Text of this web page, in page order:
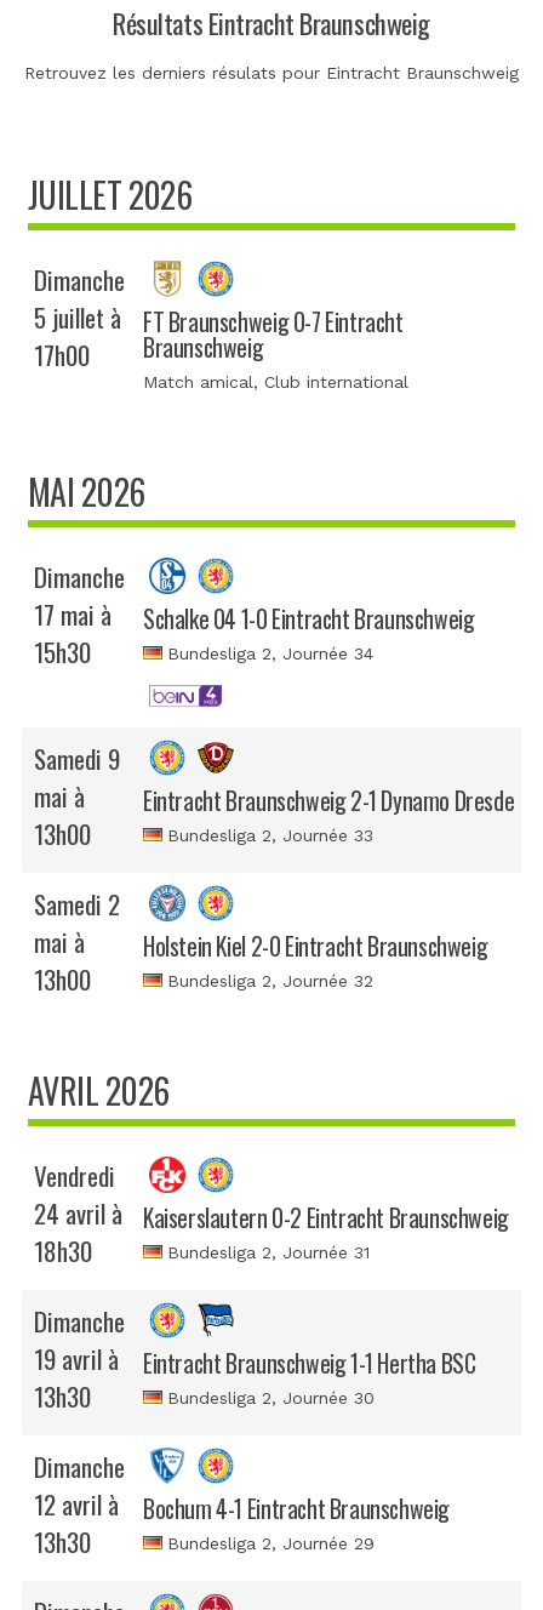
Résultats Eintracht Braunschweig
Retrouvez les derniers résulats pour Eintracht Braunschweig
JUILLET 2026
Dimanche
5 juillet à
17h00
FT Braunschweig 0-7 Eintracht
Braunschweig
Match amical, Club international
MAI 2026
Dimanche
17 mai à
15h30
Schalke 04 1-0 Eintracht Braunschweig
Bundesliga 2, Journée 34
Samedi 9
mai à
13h00
Eintracht Braunschweig 2-1 Dynamo Dresde
Bundesliga 2, Journée 33
Samedi 2
mai à
13h00
Holstein Kiel 2-0 Eintracht Braunschweig
Bundesliga 2, Journée 32
AVRIL 2026
Vendredi
24 avril à
18h30
Kaiserslautern 0-2 Eintracht Braunschweig
Bundesliga 2, Journée 31
Dimanche
19 avril à
13h30
Eintracht Braunschweig 1-1 Hertha BSC
Bundesliga 2, Journée 30
Dimanche
12 avril à
13h30
Bochum 4-1 Eintracht Braunschweig
Bundesliga 2, Journée 29